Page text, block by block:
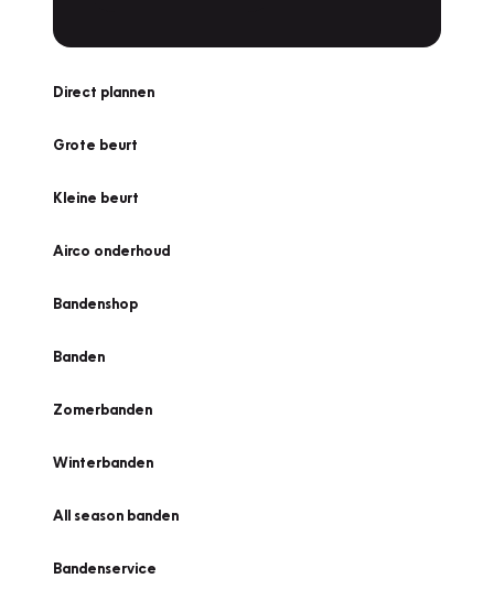
Direct plannen
Grote beurt
Kleine beurt
Airco onderhoud
Bandenshop
Banden
Zomerbanden
Winterbanden
All season banden
Bandenservice